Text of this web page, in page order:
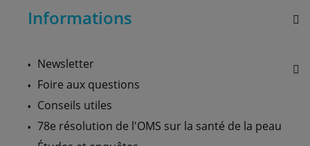
Informations
Newsletter
Foire aux questions
Conseils utiles
78e résolution de l'OMS sur la santé de la peau